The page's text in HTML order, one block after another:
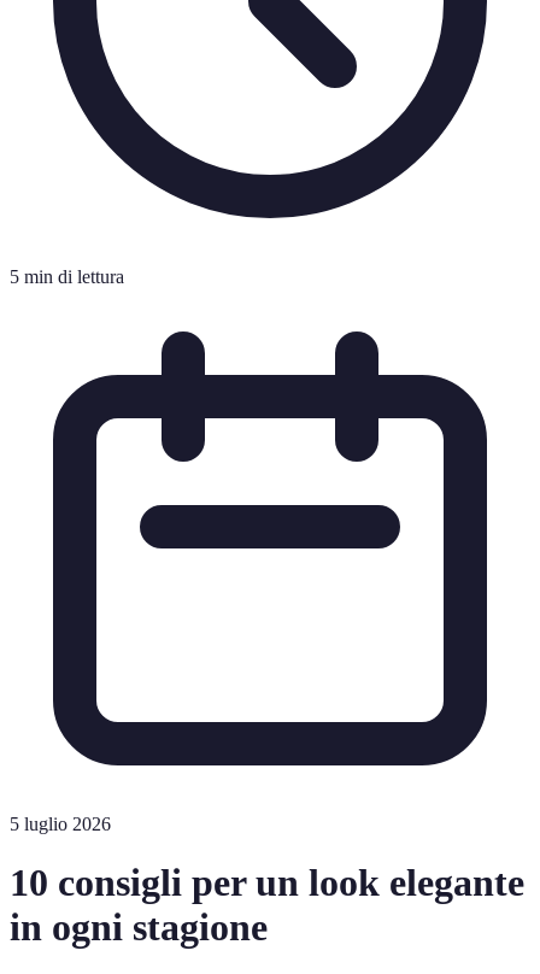
5 min di lettura
5 luglio 2026
10 consigli per un look elegante
in ogni stagione